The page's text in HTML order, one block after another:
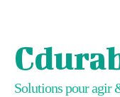
Solutions pour agir